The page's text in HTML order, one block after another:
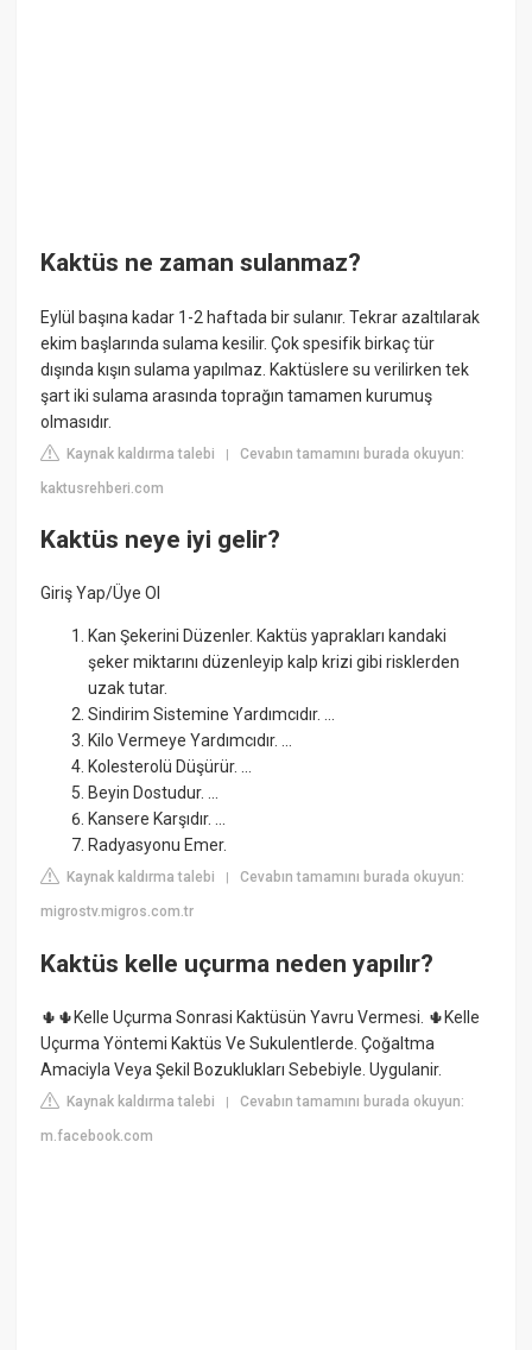
Kaktüs ne zaman sulanmaz?
Eylül başına kadar 1-2 haftada bir sulanır. Tekrar azaltılarak
ekim başlarında sulama kesilir. Çok spesifik birkaç tür
dışında kışın sulama yapılmaz. Kaktüslere su verilirken tek
şart iki sulama arasında toprağın tamamen kurumuş
olmasıdır.
Kaynak kaldırma talebi |Cevabın tamamını burada okuyun:
kaktusrehberi.com
Kaktüs neye iyi gelir?
Giriş Yap/Üye Ol
Kan Şekerini Düzenler. Kaktüs yaprakları kandaki
şeker miktarını düzenleyip kalp krizi gibi risklerden
uzak tutar.
Sindirim Sistemine Yardımcıdır. ...
Kilo Vermeye Yardımcıdır. ...
Kolesterolü Düşürür. ...
Beyin Dostudur. ...
Kansere Karşıdır. ...
Radyasyonu Emer.
Kaynak kaldırma talebi |Cevabın tamamını burada okuyun:
migrostv.migros.com.tr
Kaktüs kelle uçurma neden yapılır?
🌵🌵Kelle Uçurma Sonrasi Kaktüsün Yavru Vermesi. 🌵Kelle
Uçurma Yöntemi Kaktüs Ve Sukulentlerde. Çoğaltma
Amaciyla Veya Şekil Bozuklukları Sebebiyle. Uygulanir.
Kaynak kaldırma talebi |Cevabın tamamını burada okuyun:
m.facebook.com